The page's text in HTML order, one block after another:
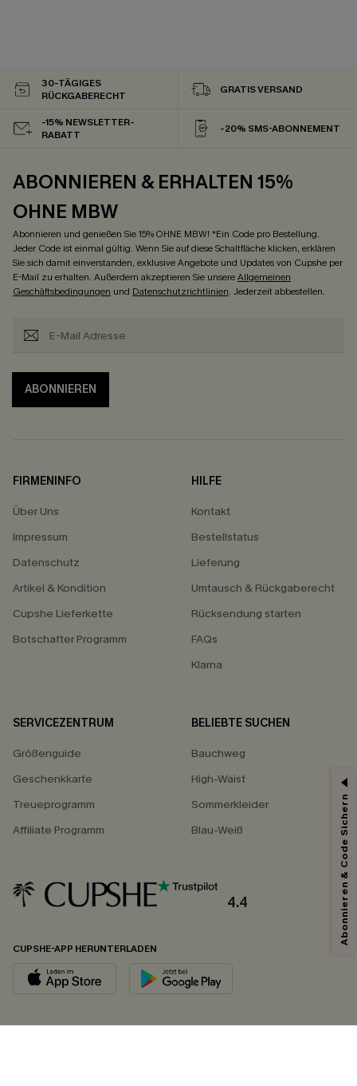
30-TÄGIGES
RÜCKGABERECHT
GRATIS VERSAND
-15% NEWSLETTER-
RABATT
-20% SMS-ABONNEMENT
ABONNIEREN & ERHALTEN 15%
OHNE MBW
Abonnieren und genießen Sie 15% OHNE MBW! *Ein Code pro Bestellung.
Jeder Code ist einmal gültig. Wenn Sie auf diese Schaltfläche klicken, erklären
Sie sich damit einverstanden, exklusive Angebote und Updates von Cupshe per
E-Mail zu erhalten. Außerdem akzeptieren Sie unsereAllgemeinen
Geschäftsbedingungen und Datenschutzrichtlinien. Jederzeit abbestellen.
ABONNIEREN
FIRMENINFO
Über Uns
Impressum
Datenschutz
Artikel & Kondition
Cupshe Lieferkette
Botschafter Programm
HILFE
Kontakt
Bestellstatus
Lieferung
Umtausch & Rückgaberecht
Rücksendung starten
FAQs
Klarna
SERVICEZENTRUM
Größenguide
Geschenkkarte
Treueprogramm
Affiliate Programm
BELIEBTE SUCHEN
Bauchweg
High-Waist
Sommerkleider
Blau-Weiß
4.4
CUPSHE-APP HERUNTERLADEN
Abonnieren & Code Sichern